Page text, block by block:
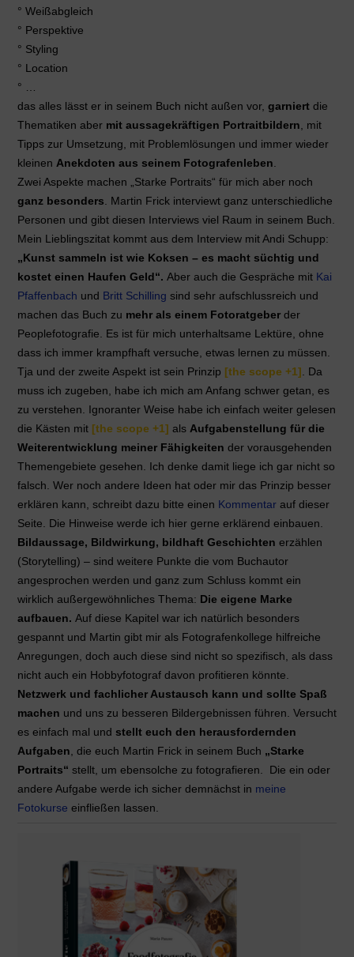
° Weißabgleich
° Perspektive
° Styling
° Location
° …
das alles lässt er in seinem Buch nicht außen vor, garniertdie
Thematiken aber mit aussagekräftigen Portraitbildern , mit
Tipps zur Umsetzung, mit Problemlösungen und immer wieder
kleinen Anekdoten aus seinem Fotografenleben
Zwei Aspekte machen „Starke Portraits“ für mich aber noch
ganz besonders . Martin Frick interviewt ganz unterschiedliche
Personen und gibt diesen Interviews viel Raum in seinem Buch.
Mein Lieblingszitat kommt aus dem Interview mit Andi Schupp:
„Kunst sammeln ist wie Koksen – es macht süchtig und
kostet einen Haufen Geld“. Aber auch die Gespräche mit Kai
Pfaffenbach und Britt Schilling sind sehr aufschlussreich und
machen das Buch zu mehr als einem Fotoratgeberder
Peoplefotografie. Es ist für mich unterhaltsame Lektüre, ohne
dass ich immer krampfhaft versuche, etwas lernen zu müssen.
Tja und der zweite Aspekt ist sein Prinzip [the scope +1] . Da
muss ich zugeben, habe ich mich am Anfang schwer getan, es
zu verstehen. Ignoranter Weise habe ich einfach weiter gelesen
die Kästen mit [the scope +1] als Aufgabenstellung für die
Weiterentwicklung meiner Fähigkeiten der vorausgehenden
Themengebiete gesehen. Ich denke damit liege ich gar nicht so
falsch. Wer noch andere Ideen hat oder mir das Prinzip besser
erklären kann, schreibt dazu bitte einen Kommentarauf dieser
Seite. Die Hinweise werde ich hier gerne erklärend einbauen.
Bildaussage, Bildwirkung, bildhaft Geschichten erzählen
(Storytelling) – sind weitere Punkte die vom Buchautor
angesprochen werden und ganz zum Schluss kommt ein
wirklich außergewöhnliches Thema: Die eigene Marke
aufbauen. Auf diese Kapitel war ich natürlich besonders
gespannt und Martin gibt mir als Fotografenkollege hilfreiche
Anregungen, doch auch diese sind nicht so spezifisch, als dass
nicht auch ein Hobbyfotograf davon profitieren könnte.
Netzwerk und fachlicher Austausch kann und sollte Spaß
machen und uns zu besseren Bildergebnissen führen. Versucht
es einfach mal und stellt euch den herausfordernden
Aufgaben , die euch Martin Frick in seinem Buch „Starke
Portraits“ stellt, um ebensolche zu fotografieren. Die ein oder
andere Aufgabe werde ich sicher demnächst in meine
Fotokurse einfließen lassen.